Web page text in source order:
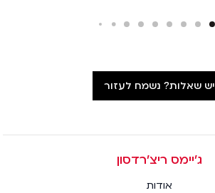
יש שאלות? נשמח לעזור
ג׳יימס ריצ׳רדסון
אודות